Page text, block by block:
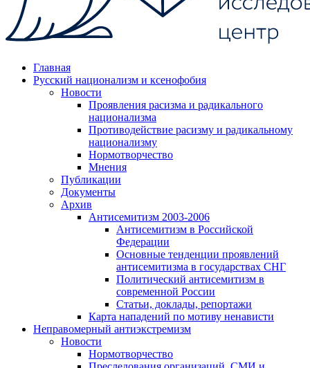
Главная
Русский национализм и ксенофобия
Новости
Проявления расизма и радикального
национализма
Противодействие расизму и радикальному
национализму
Нормотворчество
Мнения
Публикации
Документы
Архив
Антисемитизм 2003-2006
Антисемитизм в Российской
Федерации
Основные тенденции проявлений
антисемитизма в государствах СНГ
Политический антисемитизм в
современной России
Статьи, доклады, репортажи
Карта нападений по мотиву ненависти
Неправомерный антиэкстремизм
Новости
Нормотворчество